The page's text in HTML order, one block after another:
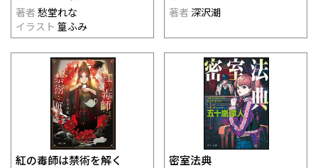
著者 愁堂れな
イラスト 篁ふみ
著者 深沢潮
紅の毒師は禁術を解く 密室法典